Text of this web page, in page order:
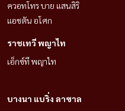
ควอทโทร บาย แสนสิริ
แอชตัน อโศก
ราชเทวี พญาไท
เอ็กซ์ที พญาไท
บางนา แบริ่ง ลาซาล